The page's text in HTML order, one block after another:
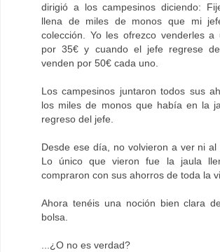
dirigió a los campesinos diciendo:
llena de miles de monos que mi
colección. Yo les ofrezco venderles a
por 35€ y cuando el jefe regrese
venden por 50€ cada uno.
Los campesinos juntaron todos sus
los miles de monos que había en la
regreso del jefe.
Desde ese día, no volvieron a ver ni
Lo único que vieron fue la jaula
compraron con sus ahorros de toda la
Ahora tenéis una noción bien clara
bolsa.
...¿O no es verdad?